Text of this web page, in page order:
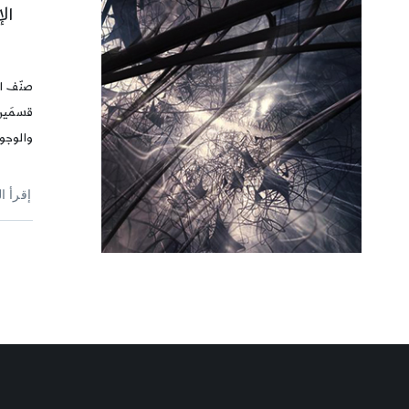
صنّف
إقرأ